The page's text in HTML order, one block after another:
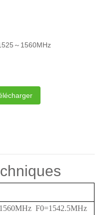
～1560MHz
1560MHz F0=1542.5MHz